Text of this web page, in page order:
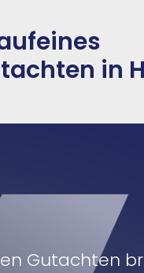
in
Gutachten